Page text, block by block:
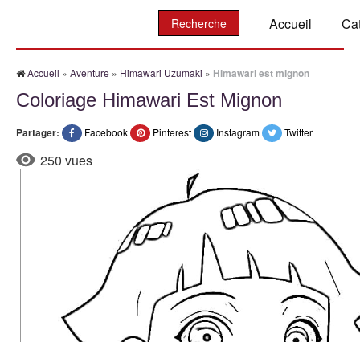
Accueil
Accueil » Aventure » Himawari Uzumaki » Himawari est mignon
Coloriage Himawari Est Mignon
Partager: Facebook Pinterest Instagram Twitter
250 vues